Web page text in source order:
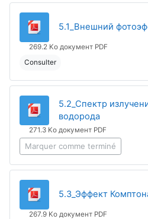
5.1_Внешний
269.2 Ko документ PDF
Consulter
5.2_Спектр
водородаFichier
271.3 Ko документ PDF
Marquer comme terminé
5.3_Эффект
267.9 Ko документ PDF